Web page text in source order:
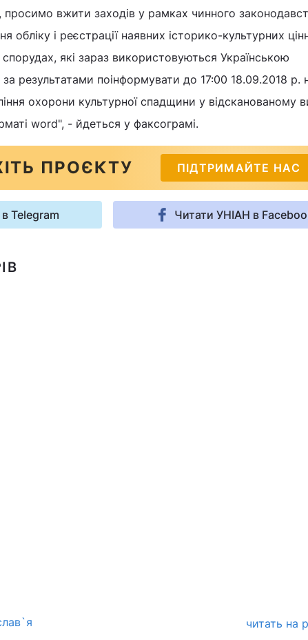
просимо вжити заходів у рамках чинного
обліку і реєстрації наявних історико-культурних
спорудах, які зараз використовуються Українською
результатами поінформувати до 17:00 18.09.2018 р.
охорони культурної спадщини у відсканованому
word", - йдеться у факсограмі.
ПРОЄКТУ ПІДТРИМАЙТЕ НАС
Telegram Читати УНІАН в
читать на